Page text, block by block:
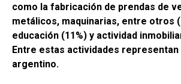
como la fabricación de prendas de
metálicos, maquinarias, entre otros
educación (11%) y actividad
Entre estas actividades representan
argentino.